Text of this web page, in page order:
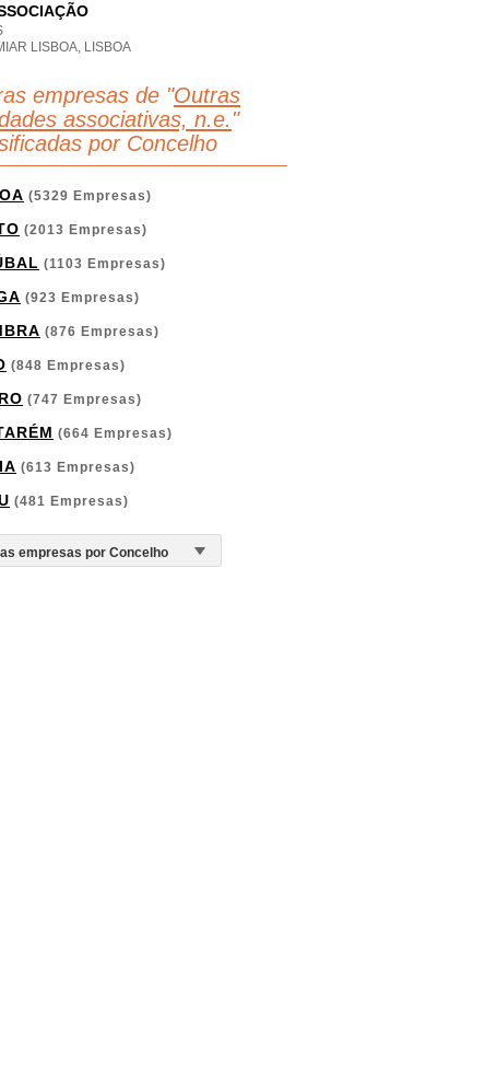
LISBOA, LISBOA
empresas de "Outras
associativas, n.e. "
por Concelho
(5329 Empresas)
(2013 Empresas)
(1103 Empresas)
(923 Empresas)
(876 Empresas)
(848 Empresas)
(747 Empresas)
(664 Empresas)
(613 Empresas)
(481 Empresas)